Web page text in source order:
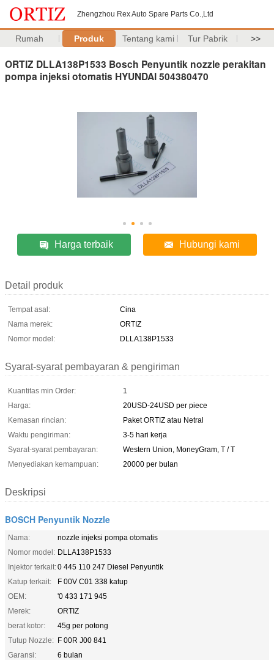
Zhengzhou Rex Auto Spare Parts Co.,Ltd
Rumah Produk Tentang kami Tur Pabrik >>
ORTIZ DLLA138P1533 Bosch Penyuntik nozzle perakitan
pompa injeksi otomatis HYUNDAI 504380470
Harga terbaik Hubungi kami
Detail produk
Tempat asal:
Cina
Nama merek:
ORTIZ
Nomor model:
DLLA138P1533
Syarat-syarat pembayaran & pengiriman
Kuantitas min Order:
1
Harga:
20USD-24USD per piece
Kemasan rincian:
Paket ORTIZ atau Netral
Waktu pengiriman:
3-5 hari kerja
Syarat-syarat pembayaran:
Western Union, MoneyGram, T / T
Menyediakan kemampuan:
20000 per bulan
Deskripsi
BOSCH Penyuntik Nozzle
Nama:
nozzle injeksi pompa otomatis
Nomor model: DLLA138P1533
Injektor terkait:0 445 110 247 Diesel Penyuntik
Katup terkait:
F 00V C01 338 katup
OEM:
'0 433 171 945
Merek:
ORTIZ
berat kotor:
45g per potong
Tutup Nozzle: F 00R J00 841
Garansi:
6 bulan